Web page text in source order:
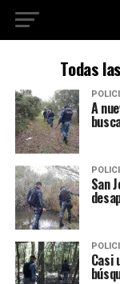
Todas
A
San
Casi